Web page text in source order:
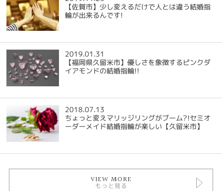
【佐賀市】少し変えるだけで人とは違う結婚指
輪が出来るんです!
2019.01.31
【福岡県久留米市】優しさを象徴するピンクダ
イアモンドの結婚指輪!!
2018.07.13
ちょっと変えマリッジリングがブーム?!セミオ
ーダーメイド結婚指輪が楽しい【久留米市】
VIEW MORE
もっと見る